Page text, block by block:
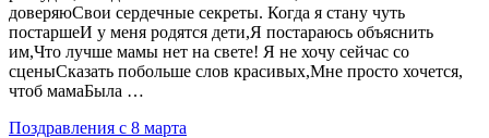
доверяюСвои сердечные секреты. Когда я стану чуть
постаршеИ у меня родятся дети,Я постараюсь объяснить
им,Что лучше мамы нет на свете! Я не хочу сейчас со
сценыСказать побольше слов красивых,Мне просто хочется,
чтоб мамаБыла …
Поздравления с 8 марта